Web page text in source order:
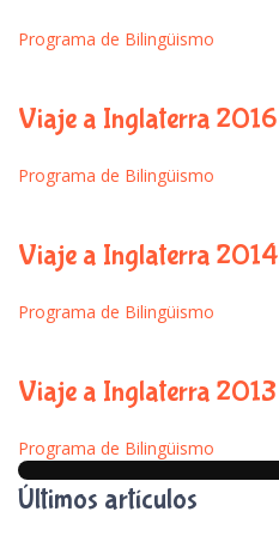
Programa de Bilingüismo
Viaje a Inglaterra 2016
Programa de Bilingüismo
Viaje a Inglaterra 2014
Programa de Bilingüismo
Viaje a Inglaterra 2013
Programa de Bilingüismo
Últimos artículos